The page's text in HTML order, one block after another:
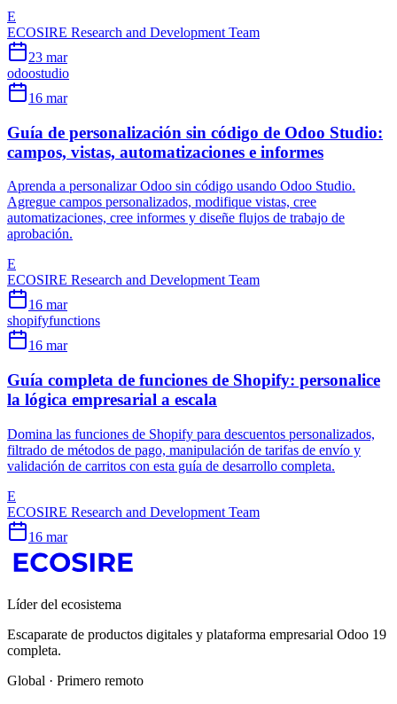
E
ECOSIRE Research and Development Team
23 mar
odoostudio
16 mar
Guía de personalización sin código de Odoo Studio:
campos, vistas, automatizaciones e informes
Aprenda a personalizar Odoo sin código usando Odoo Studio.
Agregue campos personalizados, modifique vistas, cree
automatizaciones, cree informes y diseñe flujos de trabajo de
aprobación.
E
ECOSIRE Research and Development Team
16 mar
shopifyfunctions
16 mar
Guía completa de funciones de Shopify: personalice
la lógica empresarial a escala
Domina las funciones de Shopify para descuentos personalizados,
filtrado de métodos de pago, manipulación de tarifas de envío y
validación de carritos con esta guía de desarrollo completa.
E
ECOSIRE Research and Development Team
16 mar
Líder del ecosistema
Escaparate de productos digitales y plataforma empresarial Odoo 19
completa.
Global · Primero remoto